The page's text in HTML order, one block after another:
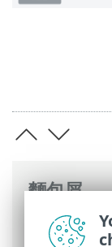
麵包屑
ESET 線上